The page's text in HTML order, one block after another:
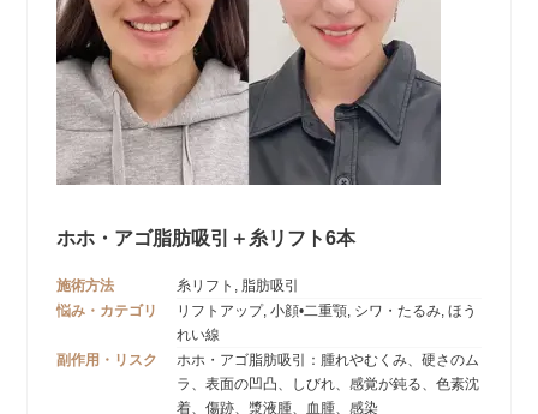
ホホ・アゴ脂肪吸引＋糸リフト6本
施術方法
糸リフト, 脂肪吸引
悩み・カテゴリ
リフトアップ, 小顔•二重顎, シワ・たるみ, ほう
れい線
副作用・リスク
ホホ・アゴ脂肪吸引：腫れやむくみ、硬さのム
ラ、表面の凹凸、しびれ、感覚が鈍る、色素沈
着、傷跡、漿液腫、血腫、感染